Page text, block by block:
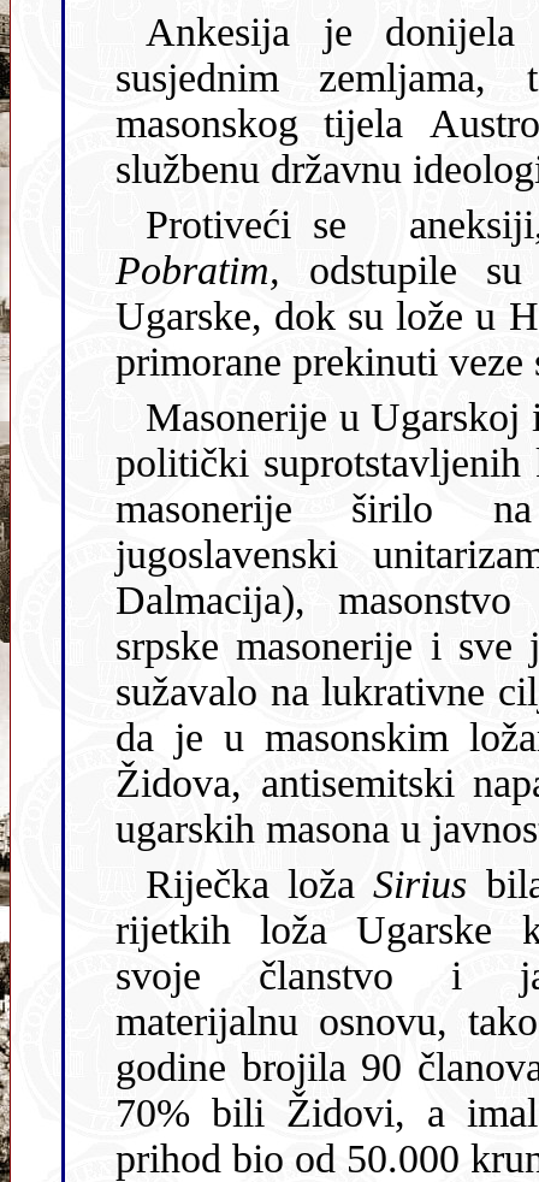
Ankesija je
susjednim zemljama, te, posljedično, i u organizaciji
masonskog tijela Austro-Ugarske,
službenu državnu
Protiveći se
Pobratim, odstupile
Ugarske, dok su
primorane
Masonerije u
politički suprotstavljenih
masonerije širilo na prostor kojeg je podrazumijevao
jugoslavenski unitarizam (Bosna
Dalmacija),
srpske masonerije i
sužavalo na lukrativne ciljeve ili na životarenje. Uz to, budući
da je u masonskim ložama Ugarske bio velik
Židova, antisemitski napadi još su
ugarskih masona u
Riječka loža Sirius
rijetkih loža Ugarske koja je širila
svoje članstvo i
materijalnu osnovu, tako da je
godine brojila 90
70% bili Židovi, a imala
prihod bio od 50.000